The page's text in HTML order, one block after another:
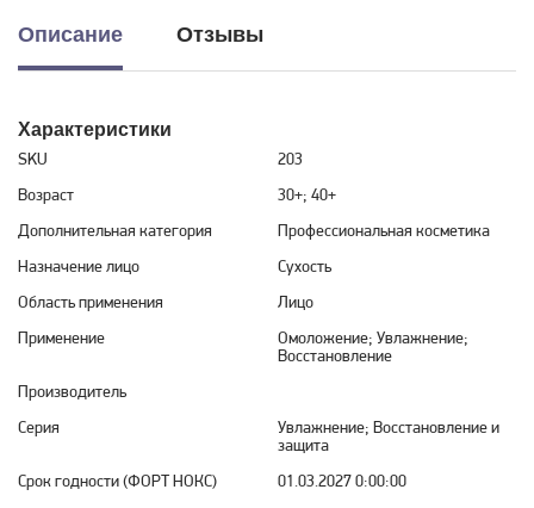
Описание Отзывы
Характеристики
SKU
203
Возраст
30+; 40+
Дополнительная категория
Профессиональная косметика
Назначение лицо
Сухость
Область применения
Лицо
Применение
Омоложение; Увлажнение;
Восстановление
Производитель
Серия
Увлажнение; Восстановление и
защита
Срок годности (ФОРТ НОКС)
01.03.2027 0:00:00